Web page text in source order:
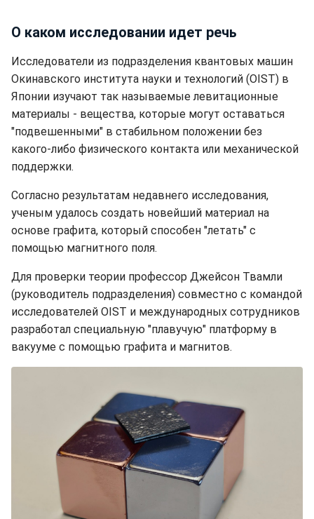
О каком исследовании идет речь
Исследователи из подразделения квантовых машин
Окинавского института науки и технологий (OIST) в
Японии изучают так называемые левитационные
материалы - вещества, которые могут оставаться
"подвешенными" в стабильном положении без
какого-либо физического контакта или механической
поддержки.
Согласно результатам недавнего исследования,
ученым удалось создать новейший материал на
основе графита, который способен "летать" с
помощью магнитного поля.
Для проверки теории профессор Джейсон Твамли
(руководитель подразделения) совместно с командой
исследователей OIST и международных сотрудников
разработал специальную "плавучую" платформу в
вакууме с помощью графита и магнитов.